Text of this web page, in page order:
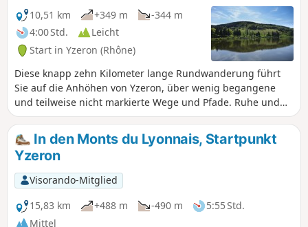
10,51 km
+349 m
-344 m
4:00 Std.
Leicht
Start in Yzeron (Rhône)
Diese knapp zehn Kilometer lange Rundwanderung führt
Sie auf die Anhöhen von Yzeron, über wenig begangene
und teilweise nicht markierte Wege und Pfade. Ruhe und
Grün stehen auf dem Programm, in Wäldern oder inmitten
von Wiesen.
In den Monts du Lyonnais, Startpunkt
Yzeron
Visorando-Mitglied
15,83 km
+488 m -490 m
5:55 Std.
Mittel